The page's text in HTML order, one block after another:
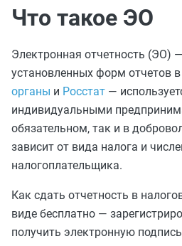
Что такое ЭО
Электронная отчетность (ЭО)
установленных форм отчетов в
органы и Росстат —
индивидуальными
обязательном, так и в
зависит от вида налога и
налогоплательщика.
Как сдать отчетность в
виде бесплатно —
получить электронную